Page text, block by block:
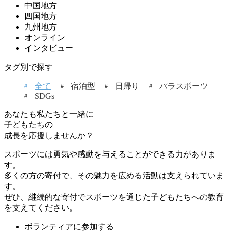
中国地方
四国地方
九州地方
オンライン
インタビュー
タグ別で探す
全て 宿泊型 日帰り
パラスポーツ
SDGs
あなたも私たちと一緒に
子どもたちの
成長を応援しませんか？
スポーツには勇気や感動を与えることができる力がありま
す。
多くの方の寄付で、その魅力を広める活動は支えられていま
す。
ぜひ、継続的な寄付でスポーツを通じた子どもたちへの教育
を支えてください。
ボランティアに参加する